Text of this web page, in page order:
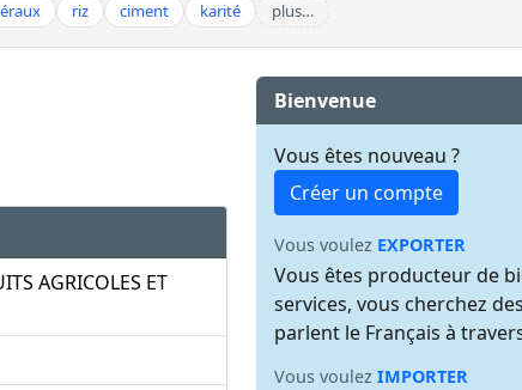
riz ciment karité plus…
AGRICOLES ET
Bienvenue
Vous êtes nouveau ?
Créer un compte
Vous voulez EXPORTER
Vous êtes producteur de
services, vous cherchez
parlent le Français à
Vous voulez IMPORTER